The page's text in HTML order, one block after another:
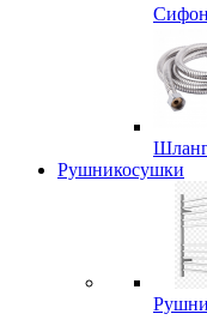
Рушникосушки